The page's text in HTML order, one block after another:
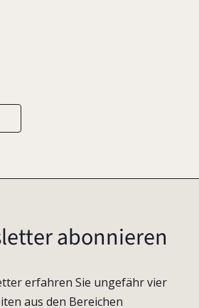
abonnieren
erfahren Sie ungefähr vier
aus den Bereichen